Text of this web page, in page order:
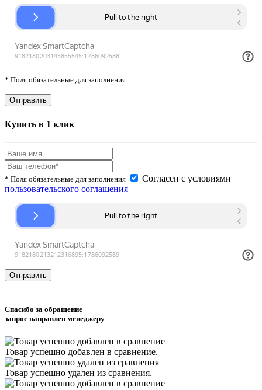
* Поля обязательные для заполнения
Купить в 1 клик
* Поля обязательные для заполнения
Согласен с условиями
пользовательского соглашения
Спасибо за обращение
запрос направлен менеджеру
Товар успешно добавлен в сравнение.
Товар успешно удален из сравнения.